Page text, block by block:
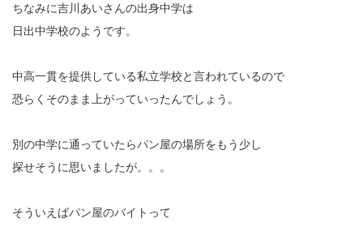
ちなみに吉川あいさんの出身中学は
日出中学校のようです。
中高一貫を提供している私立学校と言われているので
恐らくそのまま上がっていったんでしょう。
別の中学に通っていたらパン屋の場所をもう少し
探せそうに思いましたが。。。
そういえばパン屋のバイトって